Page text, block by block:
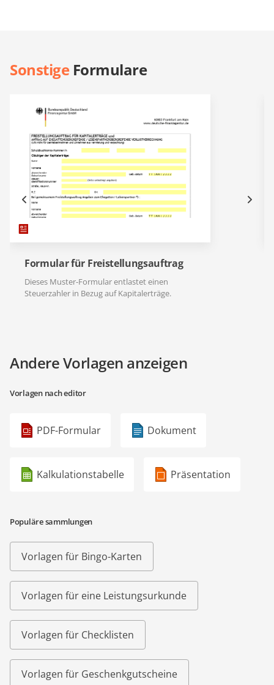
SonstigeFormulare
Formular für Freistellungsauftrag
Dieses Muster-Formular entlastet einen
Steuerzahler in Bezug auf Kapitalerträge.
Andere Vorlagen anzeigen
Vorlagen nach editor
PDF-Formular Dokument
Kalkulationstabelle Präsentation
Populäre sammlungen
Vorlagen für Bingo-Karten
Vorlagen für eine Leistungsurkunde
Vorlagen für Checklisten
Vorlagen für Geschenkgutscheine